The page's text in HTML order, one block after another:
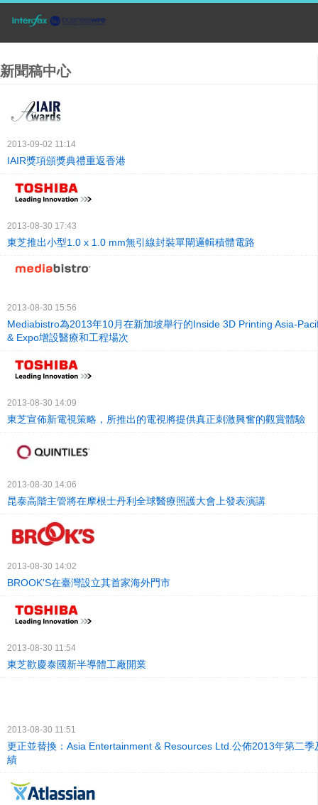
新聞稿中心
2013-09-02 11:14
IAIR獎項頒獎典禮重返香港
2013-08-30 17:43
東芝推出小型1.0 x 1.0 mm無引線封裝單閘邏輯積體電路
2013-08-30 15:56
Mediabistro為2013年10月在新加坡舉行的Inside 3D Printing Asia-
& Expo增設醫療和工程場次
2013-08-30 14:09
東芝宣佈新電視策略，所推出的電視將提供真正刺激興奮的觀賞體驗
2013-08-30 14:06
昆泰高階主管將在摩根士丹利全球醫療照護大會上發表演講
2013-08-30 14:02
BROOK'S在臺灣設立其首家海外門市
2013-08-30 11:54
東芝歡慶泰國新半導體工廠開業
2013-08-30 11:51
更正並替換：Asia Entertainment & Resources Ltd.公佈2013年第二季
績